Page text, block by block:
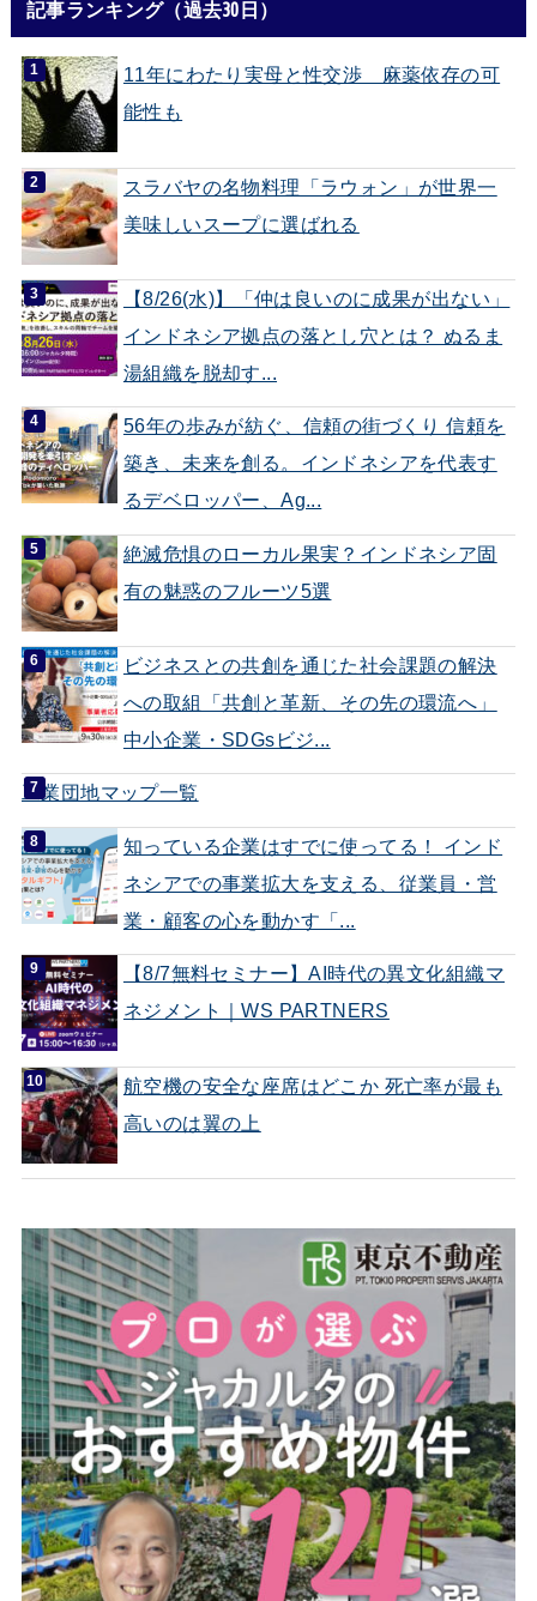
記事ランキング（過去30日）
11年にわたり実母と性交渉 麻薬依存の可
能性も
スラバヤの名物料理「ラウォン」が世界一
美味しいスープに選ばれる
【8/26(水)】「仲は良いのに成果が出ない」
インドネシア拠点の落とし穴とは？ ぬるま
湯組織を脱却す...
56年の歩みが紡ぐ、信頼の街づくり 信頼を
築き、未来を創る。インドネシアを代表す
るデベロッパー、Ag...
絶滅危惧のローカル果実？インドネシア固
有の魅惑のフルーツ5選
ビジネスとの共創を通じた社会課題の解決
への取組「共創と革新、その先の環流へ」
中小企業・SDGsビジ...
工業団地マップ一覧
知っている企業はすでに使ってる！ インド
ネシアでの事業拡大を支える、従業員・営
業・顧客の心を動かす「...
【8/7無料セミナー】AI時代の異文化組織マ
ネジメント｜WS PARTNERS
航空機の安全な座席はどこか 死亡率が最も
高いのは翼の上